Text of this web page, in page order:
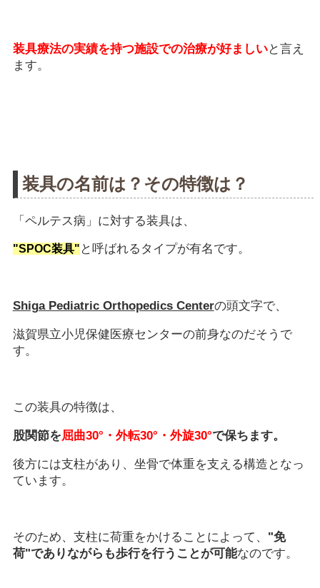
装具療法の実績を持つ施設での治療が好ましいと言え
ます。
装具の名前は？その特徴は？
「ペルテス病」に対する装具は、
"SPOC装具" と呼ばれるタイプが有名です。
Shiga Pediatric Orthopedics Centerの頭文字で、
滋賀県立小児保健医療センターの前身なのだそうで
す。
この装具の特徴は、
股関節を屈曲30°・外転30°・外旋30°で保ちます。
後方には支柱があり、坐骨で体重を支える構造となっ
ています。
そのため、支柱に荷重をかけることによって、 "免
荷"でありながらも歩行を行うことが可能なのです。